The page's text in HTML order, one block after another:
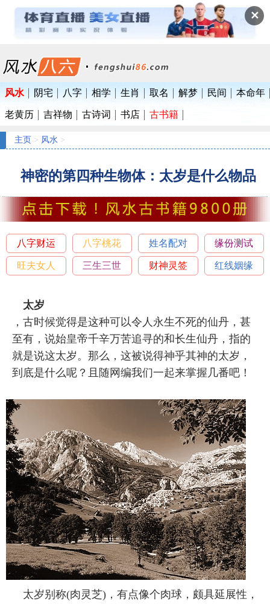
✕
风水 阴宅 八字 相学 生肖 取名 解梦 民间 本命年
老黄历 吉祥物 古诗词 书店 古书籍
主页 > 风水 >
神密的第四种生物体：太岁是什么物品
八字财运 八字桃花 姓名配对 缘份测试
旺夫女人 三生三世 财神灵签 红线姻缘
太岁
，古时候觉得是这种可以令人永生不死的仙丹，甚
至有，说始皇帝千辛万苦追寻的和长生仙丹，指的
就是说这太岁。那么，这被说得神乎其神的太岁，
到底是什么呢？且随网编我们一起来掌握几番吧！
太岁别称(肉灵芝)，有点像个肉球，颇具延展性，